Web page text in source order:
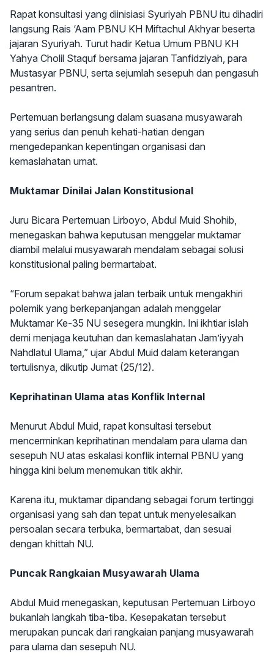
Rapat konsultasi yang diinisiasi Syuriyah PBNU itu dihadiri
langsung Rais ‘Aam PBNU KH Miftachul Akhyar beserta
jajaran Syuriyah. Turut hadir Ketua Umum PBNU KH
Yahya Cholil Staquf bersama jajaran Tanfidziyah, para
Mustasyar PBNU, serta sejumlah sesepuh dan pengasuh
pesantren.
Pertemuan berlangsung dalam suasana musyawarah
yang serius dan penuh kehati-hatian dengan
mengedepankan kepentingan organisasi dan
kemaslahatan umat.
Muktamar Dinilai Jalan Konstitusional
Juru Bicara Pertemuan Lirboyo, Abdul Muid Shohib,
menegaskan bahwa keputusan menggelar muktamar
diambil melalui musyawarah mendalam sebagai solusi
konstitusional paling bermartabat.
“Forum sepakat bahwa jalan terbaik untuk mengakhiri
polemik yang berkepanjangan adalah menggelar
Muktamar Ke-35 NU sesegera mungkin. Ini ikhtiar islah
demi menjaga keutuhan dan kemaslahatan Jam’iyyah
Nahdlatul Ulama,” ujar Abdul Muid dalam keterangan
tertulisnya, dikutip Jumat (25/12).
Keprihatinan Ulama atas Konflik Internal
Menurut Abdul Muid, rapat konsultasi tersebut
mencerminkan keprihatinan mendalam para ulama dan
sesepuh NU atas eskalasi konflik internal PBNU yang
hingga kini belum menemukan titik akhir.
Karena itu, muktamar dipandang sebagai forum tertinggi
organisasi yang sah dan tepat untuk menyelesaikan
persoalan secara terbuka, bermartabat, dan sesuai
dengan khittah NU.
Puncak Rangkaian Musyawarah Ulama
Abdul Muid menegaskan, keputusan Pertemuan Lirboyo
bukanlah langkah tiba-tiba. Kesepakatan tersebut
merupakan puncak dari rangkaian panjang musyawarah
para ulama dan sesepuh NU.